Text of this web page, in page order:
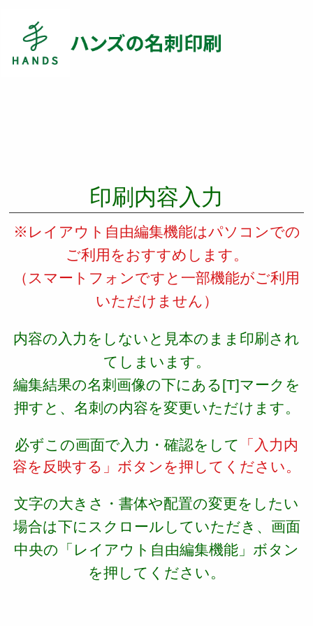
印刷内容入力
※レイアウト自由編集機能はパソコンでの
ご利用をおすすめします。
（スマートフォンですと一部機能がご利用
いただけません）
内容の入力をしないと見本のまま印刷され
てしまいます。
編集結果の名刺画像の下にある[T]マークを
押すと、名刺の内容を変更いただけます。
必ずこの画面で入力・確認をして
「入力内
容を反映する」ボタンを押してください。
文字の大きさ・書体や配置の変更をしたい
場合は下にスクロールしていただき、画面
中央の「レイアウト自由編集機能」ボタン
を押してください。